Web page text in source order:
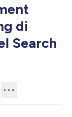
di
Search